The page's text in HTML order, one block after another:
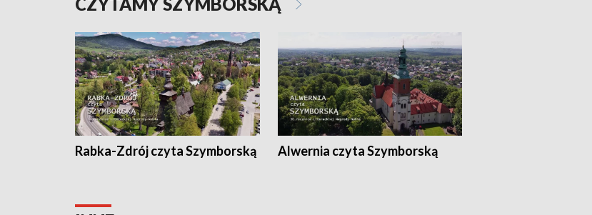
Rabka-Zdrój czyta Szymborską Alwernia czyta Szymborską